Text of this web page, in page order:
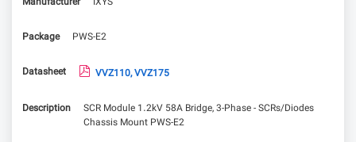
Package PWS-E2
Datasheet VVZ110, VVZ175
Description
SCR Module 1.2kV 58A Bridge, 3-Phase - SCRs/Diodes
Chassis Mount PWS-E2